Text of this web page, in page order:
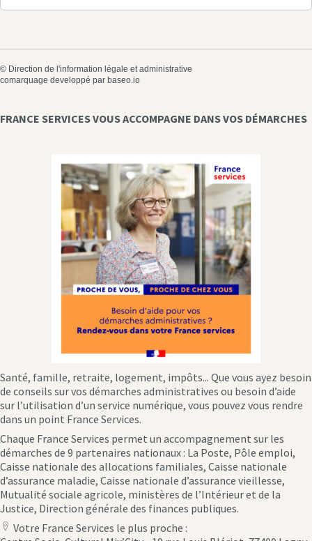
© Direction de l'information légale et administrative
comarquage developpé par baseo.io
FRANCE SERVICES VOUS ACCOMPAGNE DANS VOS DÉMARCHES
Santé, famille, retraite, logement, impôts... Que vous ayez besoin
de conseils sur vos démarches administratives ou besoin d’aide
sur l’utilisation d’un service numérique, vous pouvez vous rendre
dans un point France Services.
Chaque France Services permet un accompagnement sur les
démarches de 9 partenaires nationaux : La Poste, Pôle emploi,
Caisse nationale des allocations familiales, Caisse nationale
d’assurance maladie, Caisse nationale d’assurance vieillesse,
Mutualité sociale agricole, ministères de l’Intérieur et de la
Justice, Direction générale des finances publiques.
location
Votre France Services le plus proche :